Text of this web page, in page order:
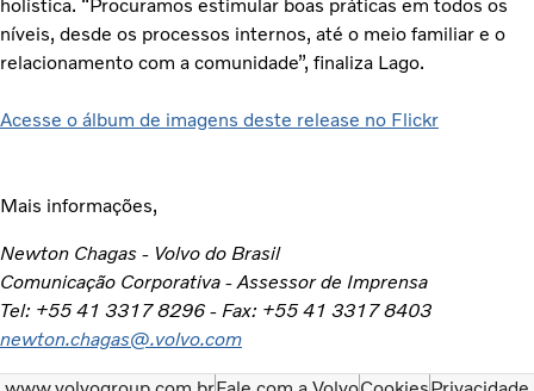
holística. “Procuramos estimular boas práticas em todos os
níveis, desde os processos internos, até o meio familiar e o
relacionamento com a comunidade”, finaliza Lago.
Acesse o álbum de imagens deste release no Flickr
Mais informações,
Newton Chagas - Volvo do Brasil
Comunicação Corporativa - Assessor de Imprensa
Tel: +55 41 3317 8296 - Fax: +55 41 3317 8403
newton.chagas@.volvo.com